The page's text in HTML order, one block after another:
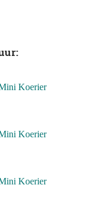
Koerier
Koerier
Koerier